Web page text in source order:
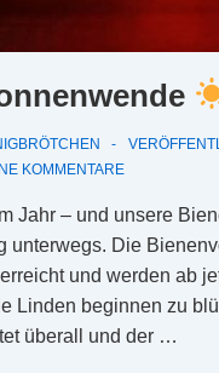
KOMMENTARE
Jahr – und unsere
unterwegs. Die
und werden ab
Linden beginnen zu
überall und der …